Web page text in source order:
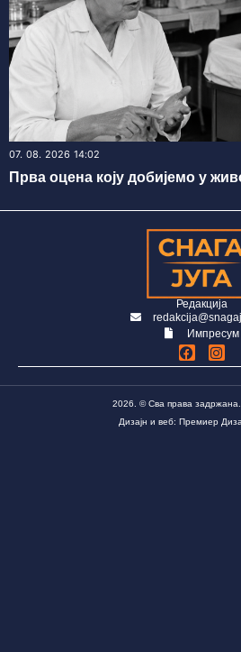
07. 08. 2026 14:02
Прва оцена коју добијемо у
Редакција
Импресум
2026. © Сва права задржана.
Дизајн и веб: Премиер